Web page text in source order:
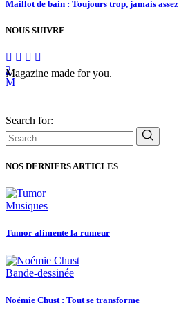
Maillot de bain : Toujours trop, jamais assez
NOUS SUIVRE
Magazine made for you.
Search for:
NOS DERNIERS ARTICLES
Musiques
Tumor alimente la rumeur
Bande-dessinée
Noémie Chust : Tout se transforme